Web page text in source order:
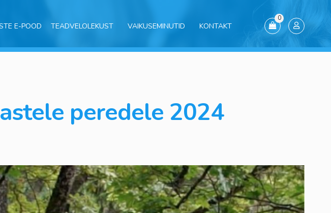
E-POOD TEADVELOLEKUST VAIKUSEMINUTID KONTAKT
0
peredele 2024